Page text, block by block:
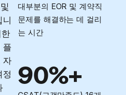
플
자
정
대부분의 EOR 및 계약직
문제를 해결하는 데 걸리
는 시간
90%+